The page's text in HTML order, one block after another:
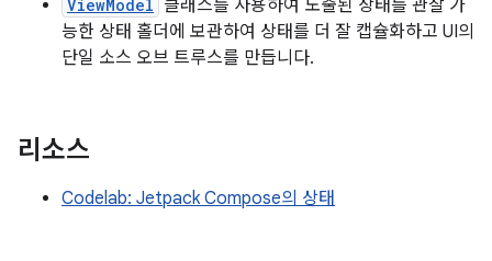
ViewModel 클래스를 사용하여 노출된 상태를 관찰 가
능한 상태 홀더에 보관하여 상태를 더 잘 캡슐화하고 UI의
단일 소스 오브 트루스를 만듭니다.
리소스
Codelab: Jetpack Compose의 상태